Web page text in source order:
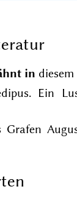
in
Ein
Grafen